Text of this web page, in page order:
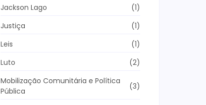
Jackson Lago
(1)
Justiça
(1)
Leis
(1)
Luto
(2)
Mobilização Comunitária e Política
Pública
(3)